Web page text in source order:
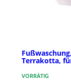
Terrakotta,
VORRÄTIG